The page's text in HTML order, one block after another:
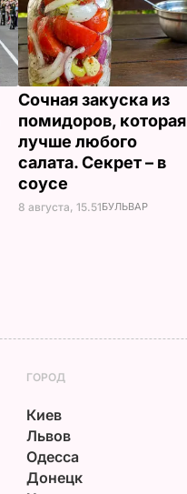
Сочная закуска из
помидоров, которая
лучше любого
салата. Секрет – в
соусе
8 августа, 15.51БУЛЬВАР
ГОРОД
Киев
Львов
Одесса
Донецк